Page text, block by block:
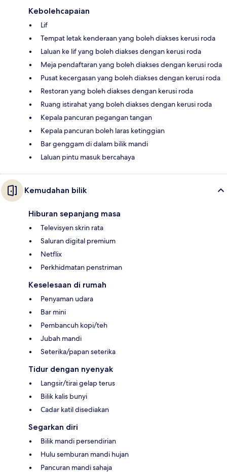
Kebolehcapaian
Lif
Tempat letak kenderaan yang boleh diakses kerusi roda
Laluan ke lif yang boleh diakses dengan kerusi roda
Meja pendaftaran yang boleh diakses dengan kerusi roda
Pusat kecergasan yang boleh diakses dengan kerusi roda
Restoran yang boleh diakses dengan kerusi roda
Ruang istirahat yang boleh diakses dengan kerusi roda
Kepala pancuran pegangan tangan
Kepala pancuran boleh laras ketinggian
Bar genggam di dalam bilik mandi
Laluan pintu masuk bercahaya
Kemudahan bilik
Hiburan sepanjang masa
Televisyen skrin rata
Saluran digital premium
Netflix
Perkhidmatan penstriman
Keselesaan di rumah
Penyaman udara
Bar mini
Pembancuh kopi/teh
Jubah mandi
Seterika/papan seterika
Tidur dengan nyenyak
Langsir/tirai gelap terus
Bilik kalis bunyi
Cadar katil disediakan
Segarkan diri
Bilik mandi persendirian
Hulu semburan mandi hujan
Pancuran mandi sahaja